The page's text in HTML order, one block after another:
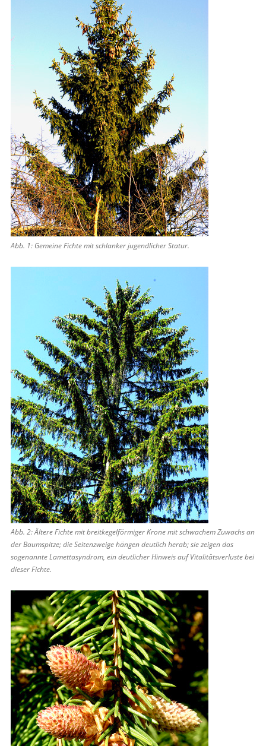
Abb. 1: Gemeine Fichte mit schlanker jugendlicher Statur.
Abb. 2: Ältere Fichte mit breitkegelförmiger Krone mit schwachem Zuwachs an
der Baumspitze; die Seitenzweige hängen deutlich herab; sie zeigen das
sogenannte Lamettasyndrom, ein deutlicher Hinweis auf Vitalitätsverluste bei
dieser Fichte.